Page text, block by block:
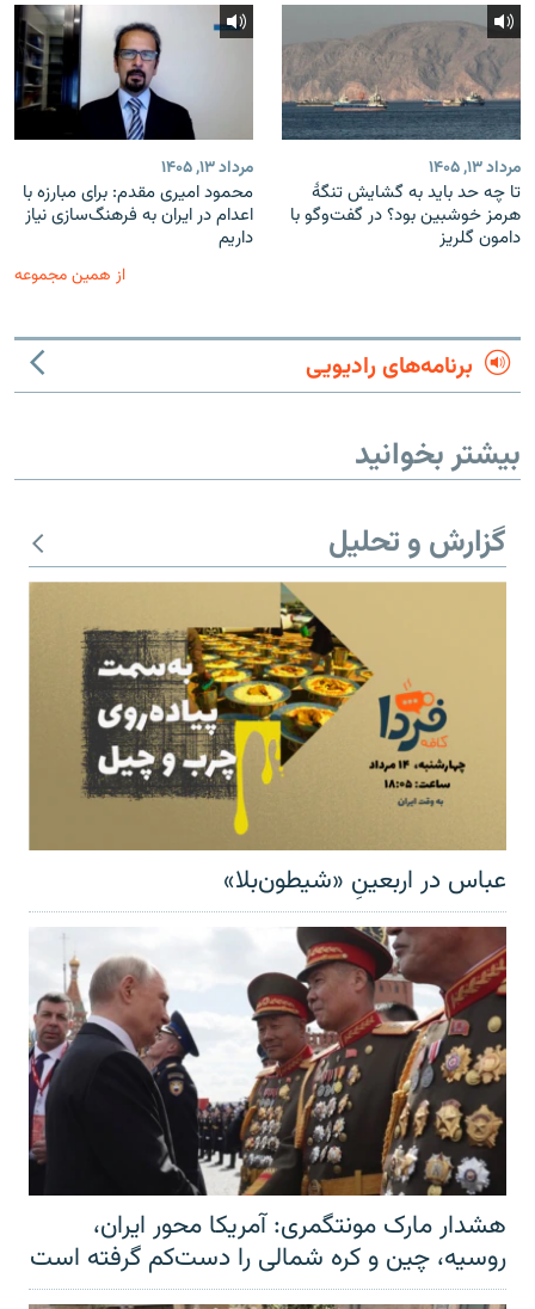
مرداد ۱۳, ۱۴۰۵
تا چه حد باید به گشایش تنگهٔ
هرمز خوشبین بود؟ در گفت‌وگو با
دامون گلریز
مرداد ۱۳, ۱۴۰۵
محمود امیری مقدم: برای مبارزه با
اعدام در ایران به فرهنگ‌سازی نیاز
داریم
از همین مجموعه
برنامه‌های رادیویی
بیشتر بخوانید
گزارش و تحلیل
عباس در اربعینِ «شیطون‌بلا»
هشدار مارک مونتگمری: آمریکا محور ایران،
روسیه، چین و کره شمالی را دست‌کم گرفته است